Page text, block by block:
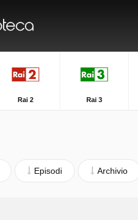
Rai 2 Rai 3
Episodi Archivio